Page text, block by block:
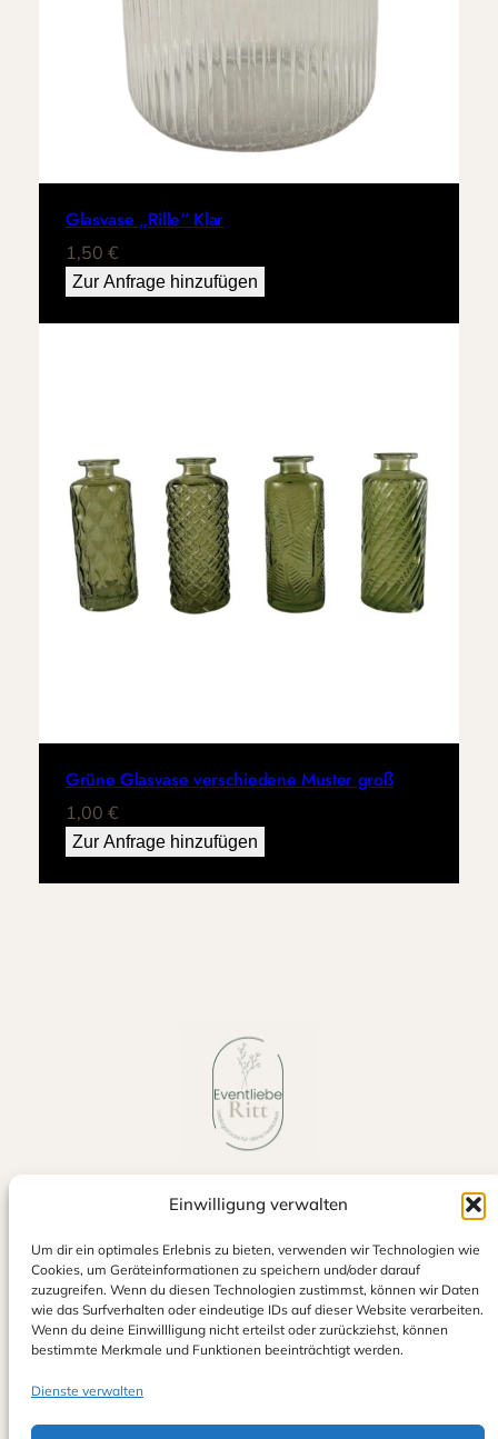
Einwilligung verwalten
Um dir ein optimales Erlebnis zu bieten, verwenden wir Technologien wie
Cookies, um Geräteinformationen zu speichern und/oder darauf
zuzugreifen. Wenn du diesen Technologien zustimmst, können wir Daten
wie das Surfverhalten oder eindeutige IDs auf dieser Website verarbeiten.
Wenn du deine Einwillligung nicht erteilst oder zurückziehst, können
bestimmte Merkmale und Funktionen beeinträchtigt werden.
Dienste verwalten
Glasvase „Rille“ Klar
1,50 €
Zur Anfrage hinzufügen
Grüne Glasvase verschiedene Muster groß
1,00 €
Zur Anfrage hinzufügen
Eventliebe Ritt
Alexander & Sina Ritt GbR